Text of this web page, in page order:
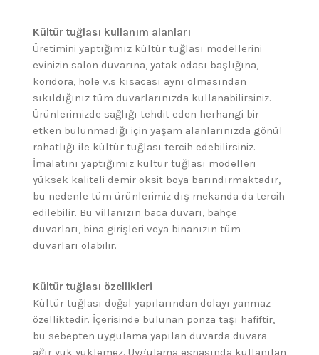
Kültür tuğlası kullanım alanları
Üretimini yaptığımız kültür tuğlası modellerini
evinizin salon duvarına, yatak odası başlığına,
koridora, hole v.s kısacası aynı olmasından
sıkıldığınız tüm duvarlarınızda kullanabilirsiniz.
Ürünlerimizde sağlığı tehdit eden herhangi bir
etken bulunmadığı için yaşam alanlarınızda gönül
rahatlığı ile kültür tuğlası tercih edebilirsiniz.
İmalatını yaptığımız kültür tuğlası modelleri
yüksek kaliteli demir oksit boya barındırmaktadır,
bu nedenle tüm ürünlerimiz dış mekanda da tercih
edilebilir. Bu villanızın baca duvarı, bahçe
duvarları, bina girişleri veya binanızın tüm
duvarları olabilir.
Kültür tuğlası özellikleri
Kültür tuğlası doğal yapılarından dolayı yanmaz
özelliktedir. İçerisinde bulunan ponza taşı hafiftir,
bu sebepten uygulama yapılan duvarda duvara
ağır yük yüklemez. Uygulama esnasında kullanılan